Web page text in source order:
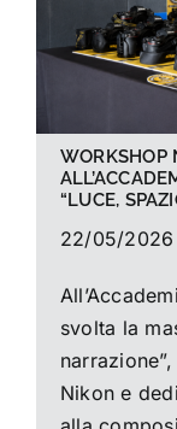
Cerca
per:
WORKSHOP
“LUCE,
22/05/2026
svolta la
Nikon e